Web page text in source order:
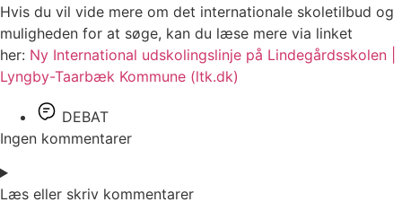
Hvis du vil vide mere om det internationale skoletilbud og
muligheden for at søge, kan du læse mere via linket
her: Ny International udskolingslinje på Lindegårdsskolen |
Lyngby-Taarbæk Kommune (ltk.dk)
DEBAT
Ingen kommentarer
Læs eller skriv kommentarer